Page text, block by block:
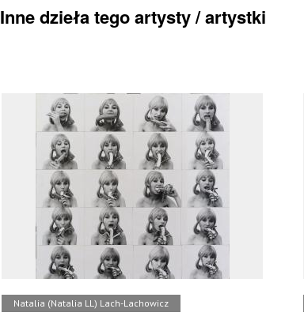
Inne dzieła tego artysty / artystki
Natalia (Natalia LL) Lach-Lachowicz